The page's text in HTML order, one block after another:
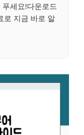
세요!다운로드
로 지금 바로 알